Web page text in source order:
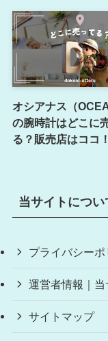
オシアナス（
の腕時計はどこに
る？販売店はココ！
当サイトについ
プライバシーポ
運営者情報｜
サイトマップ